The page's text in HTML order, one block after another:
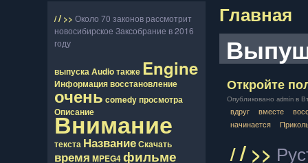
// >> Около 70 законов рассмотрит
новосибирское Заксобрание в 2016
году
выпускаAudioтакже Engine
Информациявосcтановление
очень comedyпросмотра
Описание
Внимание
текста НазваниеСкачать
время MPEG4фильме
Главная
Откройте
Опубликовано admin в
вдруг вместе
начинается
// >>